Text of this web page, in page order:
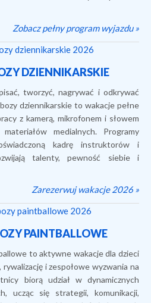
Zobacz pełny program wyjazdu »
DZIENNIKARSKIE
tworzyć, nagrywać i odkrywać
dziennikarskie to wakacje pełne
z kamerą, mikrofonem i słowem
medialnych. Programy
kadrę instruktorów i
talenty, pewność siebie i
Zarezerwuj wakacje 2026 »
PAINTBALLOWE
to aktywne wakacje dla dzieci
i zespołowe wyzwania na
biorą udział w dynamicznych
ucząc się strategii, komunikacji,